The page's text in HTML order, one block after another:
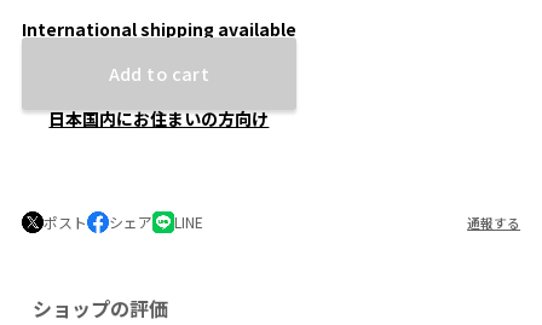
International shipping available
Add to cart
日本国内にお住まいの方向け
ポスト シェア LINE 通報する
ショップの評価